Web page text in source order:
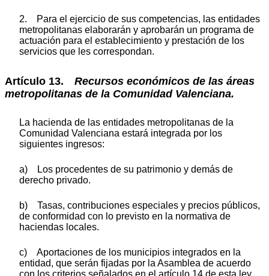
2. Para el ejercicio de sus competencias, las entidades
metropolitanas elaborarán y aprobarán un programa de
actuación para el establecimiento y prestación de los
servicios que les correspondan.
Artículo 13. Recursos económicos de las áreas
metropolitanas de la Comunidad Valenciana.
La hacienda de las entidades metropolitanas de la
Comunidad Valenciana estará integrada por los
siguientes ingresos:
a) Los procedentes de su patrimonio y demás de
derecho privado.
b) Tasas, contribuciones especiales y precios públicos,
de conformidad con lo previsto en la normativa de
haciendas locales.
c) Aportaciones de los municipios integrados en la
entidad, que serán fijadas por la Asamblea de acuerdo
con los criterios señalados en el artículo 14 de esta ley.